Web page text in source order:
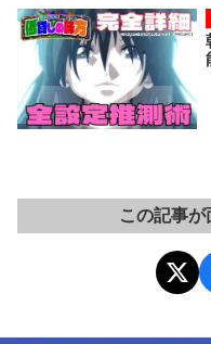
この記事